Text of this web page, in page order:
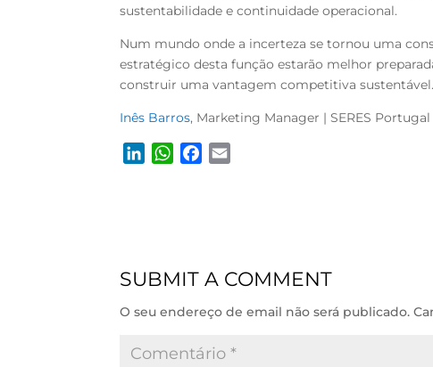
sustentabilidade e continuidade operacional.
Num mundo onde a incerteza se tornou uma
estratégico desta função estarão melhor
construir uma vantagemcompetitiva sustentável.
Inês Barros, Marketing Manager | SERES Portugal
I
W
p
p
o
SUBMIT A COMMENT
O seu endereço de email não será publicado.